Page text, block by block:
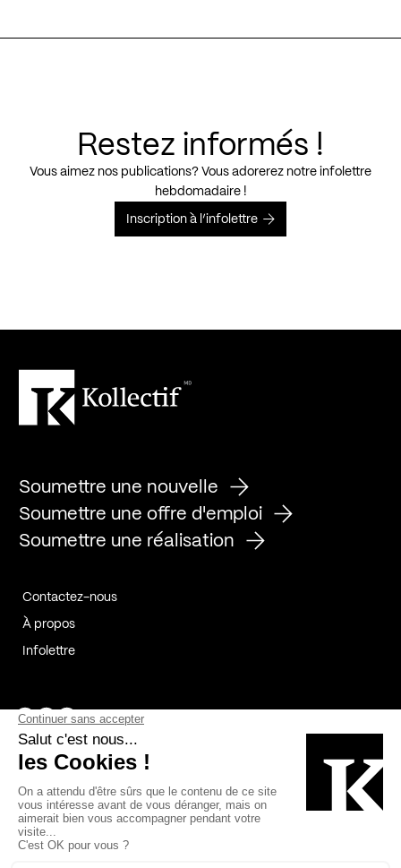
Restez informés !
Vous aimez nos publications? Vous adorerez notre infolettre
hebdomadaire !
Inscription à l’infolettre
Soumettre une nouvelle
Soumettre une offre d'emploi
Soumettre une réalisation
Contactez-nous
À propos
Infolettre
Page Facebook de Kollectif
Page Instagram de Kollectif
Page Linkedin de Kollectif
Bâtiment-Durable-Québec-1
Esquisses-1